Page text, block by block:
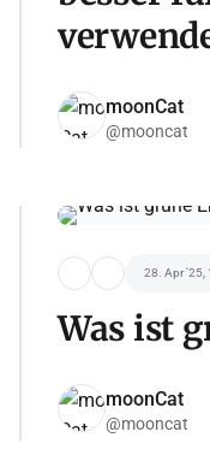
moonCat
@mooncat
28. Apr '25,
Was ist
moonCat
@mooncat